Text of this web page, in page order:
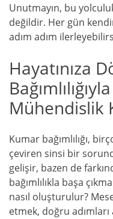
Unutmayın, bu
değildir. Her gün
adım adım
Hayatınıza
Mühendislik
Kumar bağımlılığı,
çeviren sinsi bir
gelişir, bazen de
bağımlılıkla başa
nasıl oluşturulur?
etmek, doğru